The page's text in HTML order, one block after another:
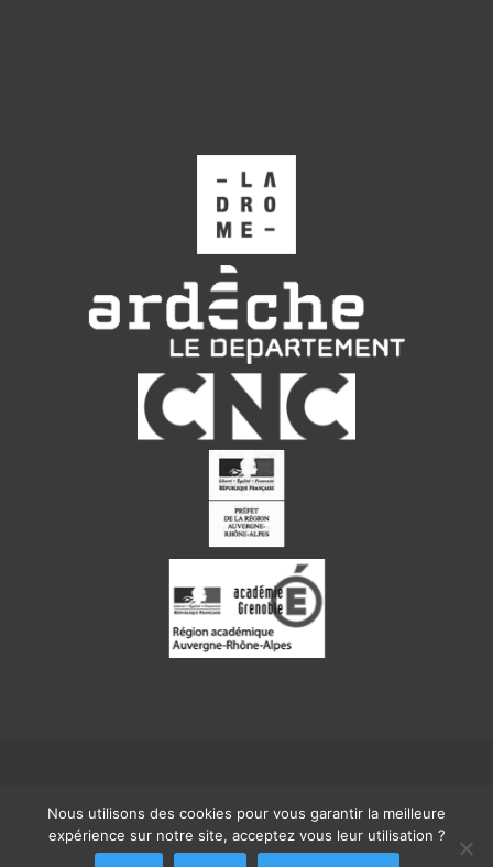
Mentions légales|Contact
Nous utilisons des cookies pour vous garantir la meilleure
expérience sur notre site, acceptez vous leur utilisation ?